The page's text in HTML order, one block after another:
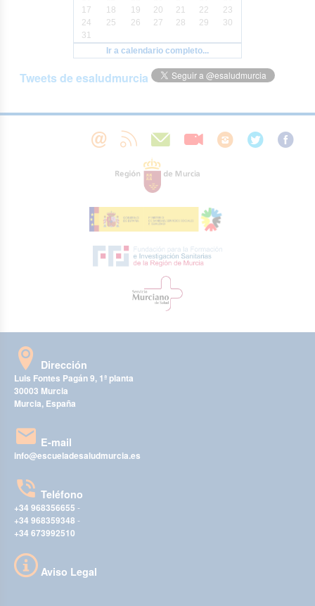
17
18 19 20 21 22
23
24
25 26 27 28 29
30
31
Ir a calendario completo...
Tweets de esaludmurcia
Dirección
Luis Fontes Pagán 9, 1ª planta
30003 Murcia
Murcia, España
E-mail
info@escueladesaludmurcia.es
Teléfono
+34 968356655 -
+34 968359348 -
+34 673992510
Aviso Legal